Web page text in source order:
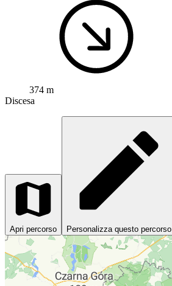
374 m
Discesa
Apri percorso Personalizza questo percorso